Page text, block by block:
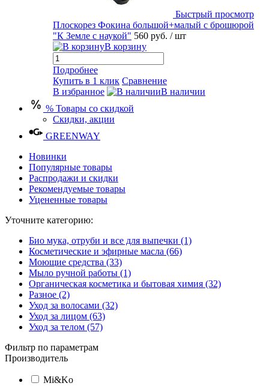
Быстрый просмотр
Плоскорез Фокина большой+малый с брошюрой
"К Земле с наукой" 560 руб. / шт
В корзину
Подробнее
Купить в 1 клик Сравнение
В избранное
В наличии
% Товары со скидкой
Скидки, акции
GREENWAY
Новинки
Популярные товары
Распродажи и скидки
Рекомендуемые товары
Уцененные товары
Уточните категорию:
Био мука, отруби и все для выпечки (1)
Косметические и эфирные масла (66)
Моющие средства (33)
Мыло ручной работы (1)
Органическая косметика и бытовая химия (32)
Разное (2)
Уход за волосами (32)
Уход за лицом (63)
Уход за телом (57)
Фильтр по параметрам
Производитель
Mi&Ko